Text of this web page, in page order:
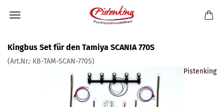
Kingbus Set für den Tamiya SCANIA 770S
(Art.Nr.: KB-TAM-SCAN-770S)
Pistenking